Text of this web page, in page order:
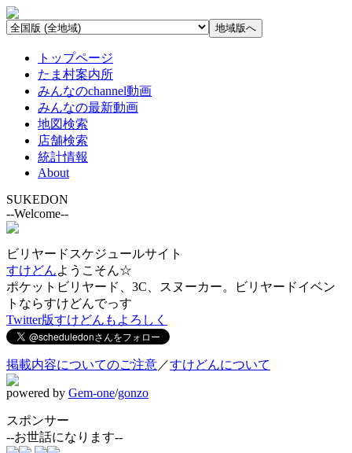
トップページ
たま村案内所
みんなのchannel動画
みんなの最新動画
地図検索
店舗検索
統計情報
About
SUKEDON
--Welcome--
ビリヤードスケジュールサイト
すけどんようこそん☆
ポケットビリヤード、3C、スヌーカー。ビリヤードイベン
トならすけどんでっす
Twitter版すけどんもよろしく
掲載内容についてのご注意／すけどんについて
powered by Gem-one/gonzo
スポンサー
--お世話になります--